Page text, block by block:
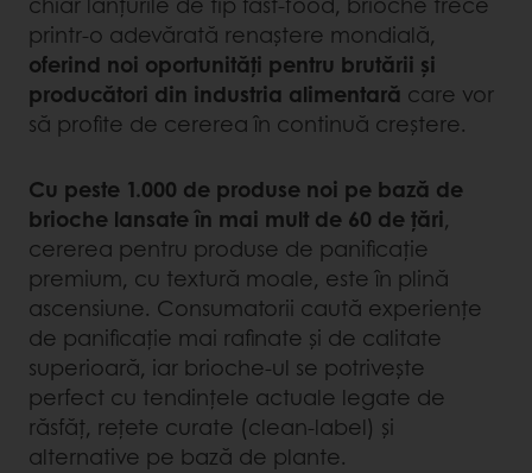
printr-o adevărată renaștere mondială,
oferind noi oportunități pentru brutării și
producători din industria alimentară care vor
să profite de cererea în continuă creștere.
Cu peste 1.000 de produse noi pe bază de
brioche lansate în mai mult de 60 de țări,
cererea pentru produse de panificație
premium, cu textură moale, este în plină
ascensiune. Consumatorii caută experiențe
de panificație mai rafinate și de calitate
superioară, iar brioche-ul se potrivește
perfect cu tendințele actuale legate de
răsfăț, rețete curate (clean-label) și
alternative pe bază de plante.